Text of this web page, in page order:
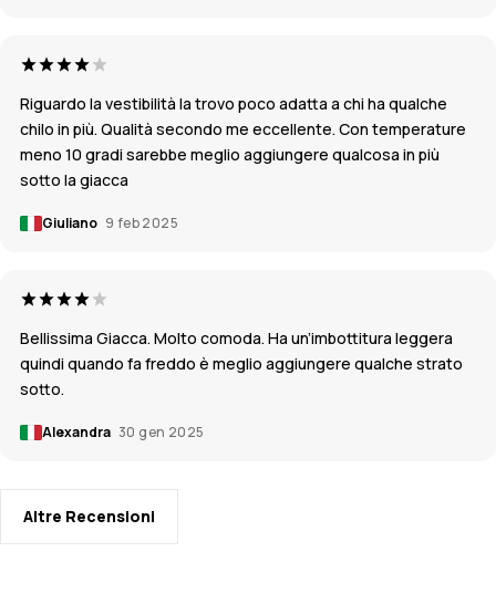
Riguardo la vestibilità la trovo poco adatta a chi ha qualche
chilo in più. Qualità secondo me eccellente. Con temperature
meno 10 gradi sarebbe meglio aggiungere qualcosa in più
sotto la giacca
Giuliano 9 feb 2025
Bellissima Giacca. Molto comoda. Ha un’imbottitura leggera
quindi quando fa freddo è meglio aggiungere qualche strato
sotto.
Alexandra 30 gen 2025
Altre Recensioni